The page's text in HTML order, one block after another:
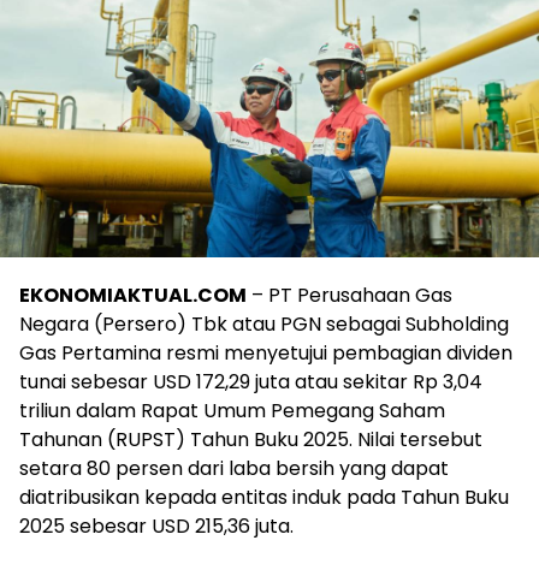
EKONOMIAKTUAL.COM – PT Perusahaan Gas
Negara (Persero) Tbk atau PGN sebagai Subholding
Gas Pertamina resmi menyetujui pembagian dividen
tunai sebesar USD 172,29 juta atau sekitar Rp 3,04
triliun dalam Rapat Umum Pemegang Saham
Tahunan (RUPST) Tahun Buku 2025. Nilai tersebut
setara 80 persen dari laba bersih yang dapat
diatribusikan kepada entitas induk pada Tahun Buku
2025 sebesar USD 215,36 juta.